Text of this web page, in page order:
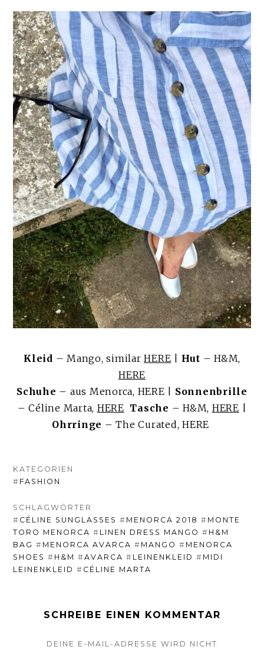
Kleid – Mango, similarHERE Hut – H&M,
HERE
Schuhe – aus Menorca, HERE | Sonnenbrille
– Céline Marta, HERE Tasche – H&M, HERE
Ohrringe – The Curated, HERE
KATEGORIEN
# FASHION
SCHLAGWÖRTER
# CÉLINE SUNGLASSES # MENORCA 2018 # MONTE
TORO MENORCA # LINEN DRESS MANGO # H&M
BAG # MENORCA AVARCA # MANGO # MENORCA
SHOES # H&M #AVARCA # LEINENKLEID # MIDI
LEINENKLEID # CÉLINE MARTA
SCHREIBE EINEN KOMMENTAR
DEINE E-MAIL-ADRESSE WIRD NICHT